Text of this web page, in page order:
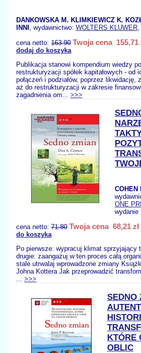
DANKOWSKA M. KLIMKIEWICZ K.
INNI , wydawnictwo: WOLTERS KLUWER,
cena netto: 163.90 Twoja cena 155,71
dodaj do koszyka
Publikacja stanowi kompendium wiedzy
restrukturyzacji spółek kapitałowych - od
połączeń i podziałów, poprzez likwidację,
aż do restrukturyzacji w zakresie
zagadnienia om... >>>
COHEN
ONE
wydanie
cena netto: 71.80 Twoja cena 68,21 zł
do koszyka
Po pierwsze: wypracuj klimat sprzyjający
drugie: zaangażuj w ten proces całą
stale utrwalaj wprowadzone zmiany
Johna Kottera Jak przeprowadzić
... >>>
SEDNO
KTÓRE
OBLIC